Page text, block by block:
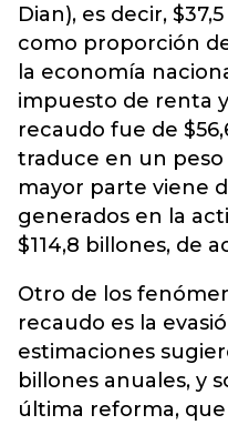
Dian), es decir,
como proporción
la economía
impuesto de renta
recaudo fue de
traduce en un peso
mayor parte viene
generados en la
$114,8 billones, de
Otro de los
recaudo es la
estimaciones
billones anuales, y
última reforma,